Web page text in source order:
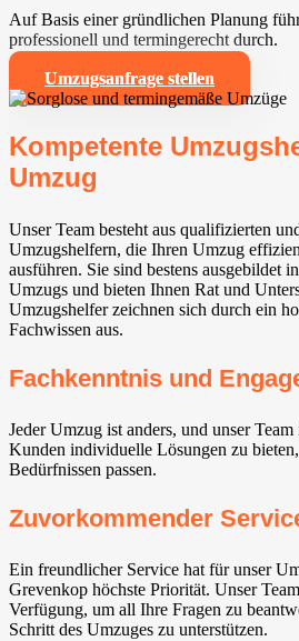
Auf Basis einer gründlichen Planung
professionell und termingerecht durch.
Umzugsanfrage stellen
Kompetente
Umzug
Unser Team besteht aus qualifizierten
Umzugshelfern, die Ihren Umzug
ausführen. Sie sind bestens ausgebildet
Umzugs und bieten Ihnen Rat und
Umzugshelfer zeichnen sich durch ein
Fachwissen aus.
Fachkenntnis und
Jeder Umzug ist anders, und unser
Kunden individuelle Lösungen zu
Bedürfnissen passen.
Zuvorkommender
Ein freundlicher Service hat für unser
Grevenkop höchste Priorität. Unser
Verfügung, um all Ihre Fragen zu
Schritt des Umzuges zu unterstützen.